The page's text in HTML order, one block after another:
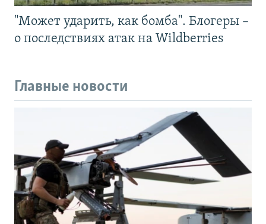
"Может ударить, как бомба". Блогеры –
о последствиях атак на Wildberries
Главные новости